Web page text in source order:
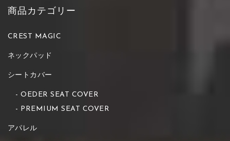
商品カテゴリー
CREST MAGIC
ネックパッド
シートカバー
OEDER SEAT COVER
PREMIUM SEAT COVER
アパレル